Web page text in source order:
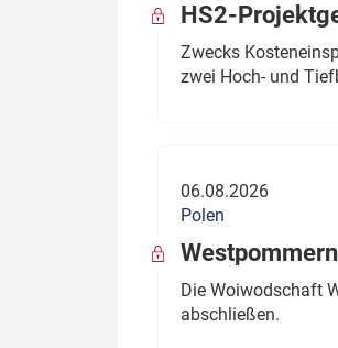
HS2-
Zwecks
zwei Hoch- und
06.08.2026
Polen
Die Woiwodschaft
abschließen.